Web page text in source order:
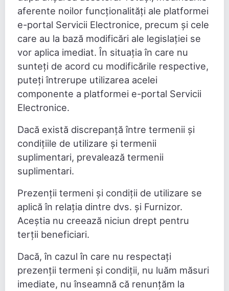
aferente noilor funcționalități ale platformei
e-portal Servicii Electronice, precum și cele
care au la bază modificări ale legislației se
vor aplica imediat. În situația în care nu
sunteți de acord cu modificările respective,
puteți întrerupe utilizarea acelei
componente a platformei e-portal Servicii
Electronice.
Dacă există discrepanță între termenii și
condițiile de utilizare și termenii
suplimentari, prevalează termenii
suplimentari.
Prezenții termeni și condiții de utilizare se
aplică în relația dintre dvs. și Furnizor.
Aceștia nu creează niciun drept pentru
terții beneficiari.
Dacă, în cazul în care nu respectați
prezenții termeni și condiții, nu luăm măsuri
imediate, nu înseamnă că renunțăm la